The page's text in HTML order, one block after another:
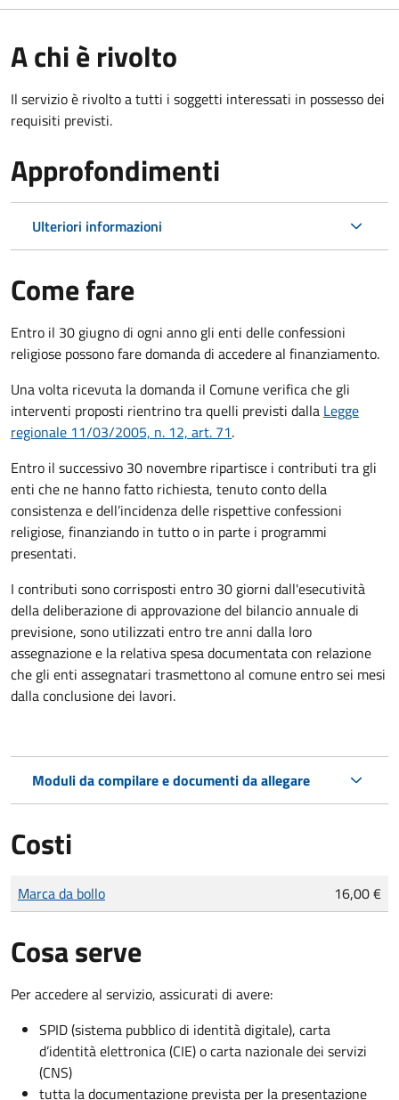
A chi è rivolto
Il servizio è rivolto a tutti i soggetti interessati in possesso dei
requisiti previsti.
Approfondimenti
Ulteriori informazioni
Come fare
Entro il 30 giugno di ogni anno gli enti delle confessioni
religiose possono fare domanda di accedere al finanziamento.
Una volta ricevuta la domanda il Comuneverifica che gli
interventi proposti rientrino tra quelli previsti dalla Legge
regionale 11/03/2005, n. 12, art. 71.
Entro il successivo 30 novembre ripartisce i contributi tra gli
enti che ne hanno fatto richiesta, tenuto conto della
consistenza e dell’incidenza delle rispettive confessioni
religiose, finanziando in tutto o in parte i programmi
presentati.
I contributi sono corrisposti entro 30 giorni dall'esecutività
della deliberazione di approvazione del bilancio annuale di
previsione, sono utilizzati entro tre anni dalla loro
assegnazione e la relativa spesa documentata con relazione
che gli enti assegnatari trasmettono al comune entro sei mesi
dalla conclusione dei lavori.
Moduli da compilare e documenti da allegare
Costi
Tipo di pagamento
Importo
Marca da bollo 16,00 €
Cosa serve
Per accedere al servizio, assicurati di avere:
SPID (sistema pubblico di identità digitale), carta
d’identità elettronica (CIE) o carta nazionale dei servizi
(CNS)
tutta la documentazione prevista per la presentazione